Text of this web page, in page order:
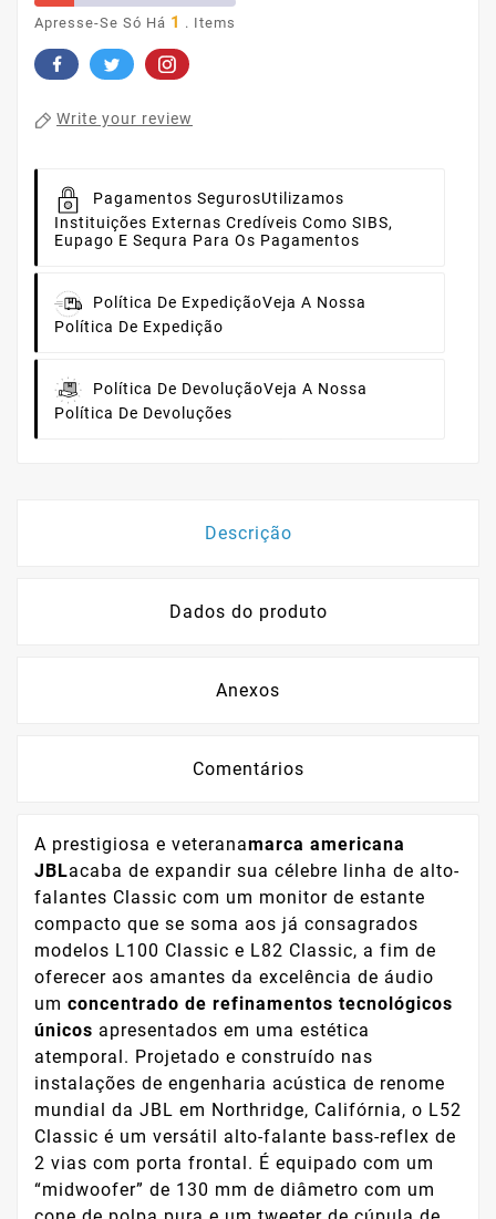
Apresse-Se Só Há 1 . Items
Write your review
Pagamentos SegurosUtilizamos
Instituições Externas Credíveis Como SIBS,
Eupago E Sequra Para Os Pagamentos
Política De ExpediçãoVeja A Nossa
Política De Expedição
Política De DevoluçãoVeja A Nossa
Política De Devoluções
Descrição
Dados do produto
Anexos
Comentários
A prestigiosa e veteranamarca americana
JBLacaba de expandir sua célebre linha de alto-
falantes Classic com um monitor de estante
compacto que se soma aos já consagrados
modelos L100 Classic e L82 Classic, a fim de
oferecer aos amantes da excelência de áudio
um concentrado de refinamentos tecnológicos
únicos apresentados em uma estética
atemporal. Projetado e construído nas
instalações de engenharia acústica de renome
mundial da JBL em Northridge, Califórnia, o L52
Classic é um versátil alto-falante bass-reflex de
2 vias com porta frontal. É equipado com um
“midwoofer” de 130 mm de diâmetro com um